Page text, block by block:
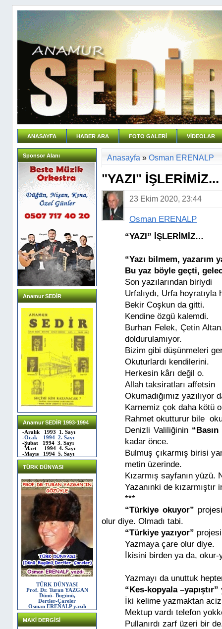
ANASAYFA HABER ARA FOTO GALERİ VİDEOLAR
Sponsor Alanı
Anamur SEDİR
Anamur SEDİR 1993-1994
-Aralık 1993 1. Sayı
-Ocak 1994 2. Sayı
-Şubat 1994 3. Sayı
-Mart 1994 4. Sayı
-Mayıs 1994 5. Sayı
TÜRK DÜNYASI
TÜRK DÜNYASI
Prof. Dr. Turan YAZGAN
Dünü- Bugünü,
Dertler-Çareler
Osman ERENALP yazdı
MAKİ DERGİSİ
Anasayfa » Osman ERENALP
"YAZI" İŞLERİMİZ...
23 Ekim 2020, 23:44
Osman ERENALP
“YAZI” İŞLERİMİZ…
“Yazı bilmem, yazarım
Bu yaz böyle geçti,
Son yazılarından biriydi
Urfalıydı, Urfa
Bekir Coşkun da gitti.
Kendine özgü kalemdi.
Burhan Felek, Çetin
doldurulamıyor.
Bizim gibi düşünmeleri
Okuturlardı kendilerini.
Herkesin kârı değil o.
Allah taksiratları affetsin
Okumadığımız yazılıyor
Karnemiz çok daha kötü
Rahmet okutturur bile
Denizli Valiliğinin
kadar önce.
Bulmuş çıkarmış birisi
metin üzerinde.
Kızarmış sayfanın yüzü.
Yazanınki de kızarmıştır
***
“Türkiye okuyor”
olur diye. Olmadı tabi.
“Türkiye yazıyor”
Yazmaya çare olur diye.
İkisini birden ya da,
Yazmayı da unuttuk
“Kes-kopyala –yapıştır”
İki kelime yazmaktan
Mektup vardı telefon
Pullanırdı zarf üzeri bir